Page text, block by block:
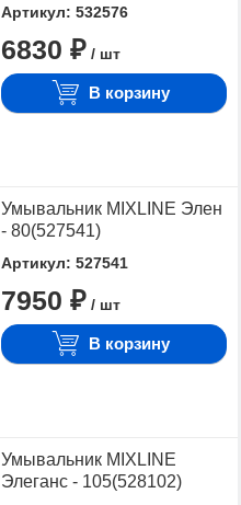
Артикул: 532576
6830 ₽ / шт
В корзину
Умывальник MIXLINE Элен
- 80(527541)
Артикул: 527541
7950 ₽ / шт
В корзину
Умывальник MIXLINE
Элеганс - 105(528102)